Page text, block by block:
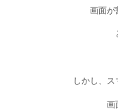
画面が
しかし、ス
画